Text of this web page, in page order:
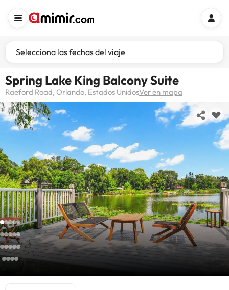
Selecciona las fechas del viaje
Spring Lake King Balcony Suite
Raeford Road, Orlando, Estados UnidosVer en mapa